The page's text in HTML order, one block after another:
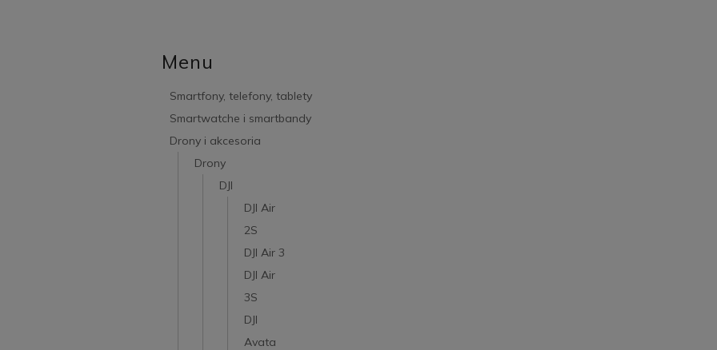
Menu
Smartfony, telefony, tablety
Smartwatche i smartbandy
Drony i akcesoria
Drony
DJI
DJI Air
2S
DJI Air 3
DJI Air
3S
DJI
Avata